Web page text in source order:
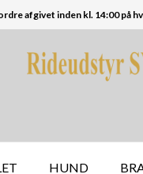
afgivet inden kl. 14:00 på
HUND